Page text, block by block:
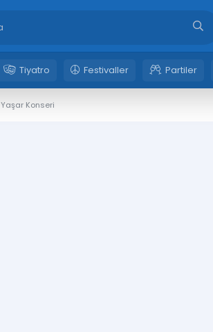
Tiyatro Festivaller Partiler
Yaşar Konseri